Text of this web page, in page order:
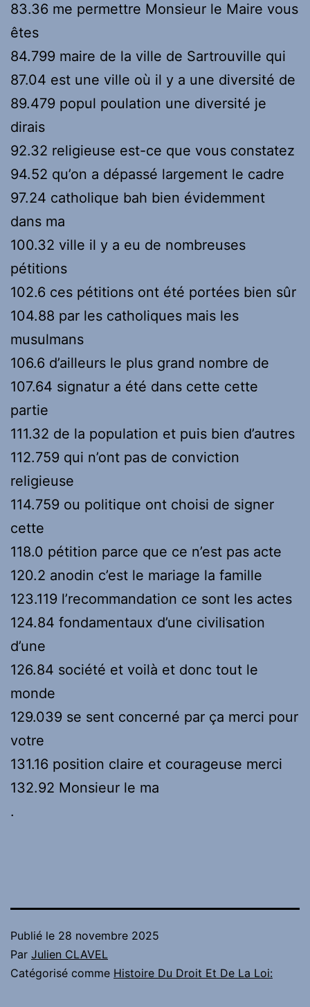
83.36 me permettre Monsieur le Maire vous
êtes
84.799 maire de la ville de Sartrouville qui
87.04 est une ville où il y a une diversité de
89.479 popul poulation une diversité je
dirais
92.32 religieuse est-ce que vous constatez
94.52 qu’on a dépassé largement le cadre
97.24 catholique bah bien évidemment
dans ma
100.32 ville il y a eu de nombreuses
pétitions
102.6 ces pétitions ont été portées bien sûr
104.88 par les catholiques mais les
musulmans
106.6 d’ailleurs le plus grand nombre de
107.64 signatur a été dans cette cette
partie
111.32 de la population et puis bien d’autres
112.759 qui n’ont pas de conviction
religieuse
114.759 ou politique ont choisi de signer
cette
118.0 pétition parce que ce n’est pas acte
120.2 anodin c’est le mariage la famille
123.119 l’recommandation ce sont les actes
124.84 fondamentaux d’une civilisation
d’une
126.84 société et voilà et donc tout le
monde
129.039 se sent concerné par ça merci pour
votre
131.16 position claire et courageuse merci
132.92 Monsieur le ma
.
Publié le 28 novembre 2025
Par Julien CLAVEL
Catégorisé comme Histoire Du Droit Et De La Loi: